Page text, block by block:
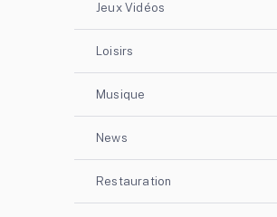
Jeux Vidéos
Loisirs
Musique
News
Restauration